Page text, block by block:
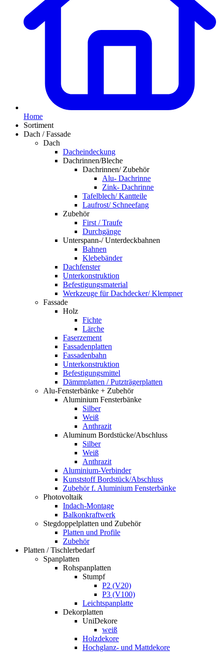
Home
Sortiment
Dach / Fassade
Dach
Dacheindeckung
Dachrinnen/Bleche
Dachrinnen/ Zubehör
Alu- Dachrinne
Zink- Dachrinne
Tafelblech/ Kantteile
Laufrost/ Schneefang
Zubehör
First / Traufe
Durchgänge
Unterspann-/ Unterdeckbahnen
Bahnen
Klebebänder
Dachfenster
Unterkonstruktion
Befestigungsmaterial
Werkzeuge für Dachdecker/ Klempner
Fassade
Holz
Fichte
Lärche
Faserzement
Fassadenplatten
Fassadenbahn
Unterkonstruktion
Befestigungsmittel
Dämmplatten / Putzträgerplatten
Alu-Fensterbänke + Zubehör
Aluminium Fensterbänke
Silber
Weiß
Anthrazit
Aluminum Bordstücke/Abschluss
Silber
Weiß
Anthrazit
Aluminium-Verbinder
Kunststoff Bordstück/Abschluss
Zubehör f. Aluminium Fensterbänke
Photovoltaik
Indach-Montage
Balkonkraftwerk
Stegdoppelplatten und Zubehör
Platten und Profile
Zubehör
Platten / Tischlerbedarf
Spanplatten
Rohspanplatten
Stumpf
P2 (V20)
P3 (V100)
Leichtspanplatte
Dekorplatten
UniDekore
weiß
Holzdekore
Hochglanz- und Mattdekore